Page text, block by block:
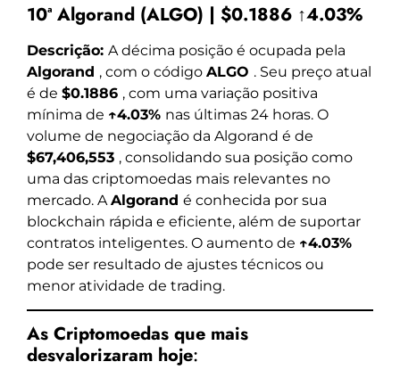
10ª Algorand (ALGO) | $0.1886 ↑4.03%
Descrição: A décima posição é ocupada pela
Algorand , com o código ALGO . Seu preço atual
é de $0.1886 , com uma variação positiva
mínima de ↑4.03% nas últimas 24 horas. O
volume de negociação da Algorand é de
$67,406,553 , consolidando sua posição como
uma das criptomoedas mais relevantes no
mercado. A Algorand é conhecida por sua
blockchain rápida e eficiente, além de suportar
contratos inteligentes. O aumento de ↑4.03%
pode ser resultado de ajustes técnicos ou
menor atividade de trading.
As Criptomoedas que mais
desvalorizaram hoje: